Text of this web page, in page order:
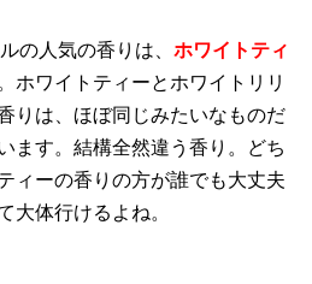
の人気の香りは、 ホワイトティ
ホワイトティーとホワイトリリ
りは、ほぼ同じみたいなものだ
ます。結構全然違う香り。どち
ィーの香りの方が誰でも大丈夫
大体行けるよね。